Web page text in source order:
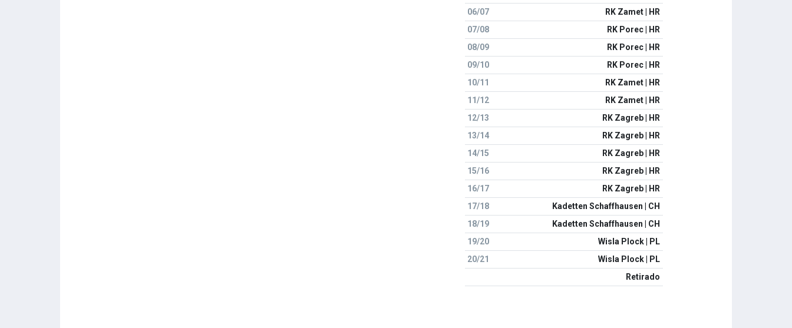
06/07
RK Zamet | HR
07/08
RK Porec | HR
08/09
RK Porec | HR
09/10
RK Porec | HR
10/11
RK Zamet | HR
11/12
RK Zamet | HR
12/13
RK Zagreb | HR
13/14
RK Zagreb | HR
14/15
RK Zagreb | HR
15/16
RK Zagreb | HR
16/17
RK Zagreb | HR
17/18
Kadetten Schaffhausen | CH
18/19
Kadetten Schaffhausen | CH
19/20
Wisla Plock | PL
20/21
Wisla Plock | PL
Retirado